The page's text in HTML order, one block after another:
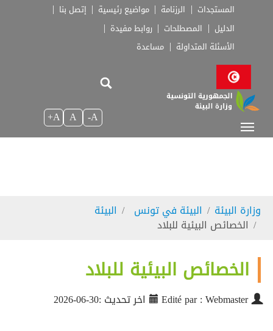
Skip to main navigation
Skip to main content
Skip to page footer
المستجدات الرزنامة مواضيع رئيسية
إتصل بنا
الدليل
المصطلحات
روابط مفيدة
الأسئلة المتداولة
مساعدة
A-
A
A+
You are here:
وزارة البيئة البيئة في تونس البيئة
الخصائص البيئية للبلاد
الخصائص البيئية للبلاد
Edité par : Webmaster اخر تحديث :30-06-2026